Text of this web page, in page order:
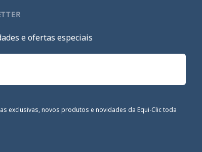
e ofertas especiais
exclusivas, novos produtos e novidades da Equi-Clic toda